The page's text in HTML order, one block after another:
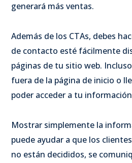
generará más ventas.
Además de los CTAs, debes
de contacto esté fácilmente
páginas de tu sitio web.
fuera de la página de inicio o
poder acceder a tu
Mostrar simplemente la
puede ayudar a que los
no están decididos, se